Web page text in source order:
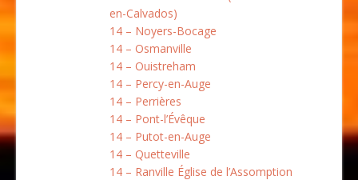
en-Calvados)
14 – Noyers-Bocage
14 – Osmanville
14 – Ouistreham
14 – Percy-en-Auge
14 – Perrières
14 – Pont-l’Évêque
14 – Putot-en-Auge
14 – Quetteville
14 – Ranville Église de l’Assomption